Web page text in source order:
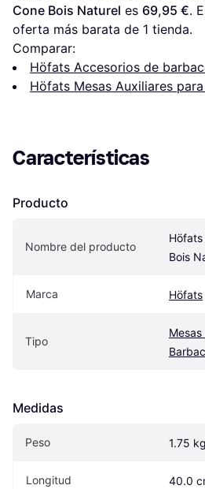
Cone Bois Naturel es 69,95 €.
oferta más barata de 1 tienda.
Comparar:
Höfats Accesorios de
Höfats Mesas Auxiliares
Características
Producto
Nombre del producto
Bois
Marca Höfats
Tipo
Medidas
Peso 1.75 kg
Longitud 40.0